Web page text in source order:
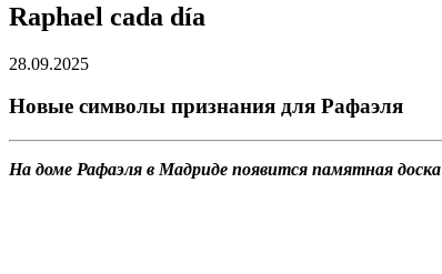
Raphael cada día
28.09.2025
Новые символы признания для Рафаэля
На доме Рафаэля в Мадриде появится памятная доска